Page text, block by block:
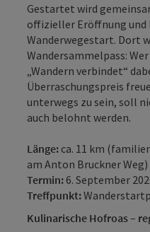
Gestartet wird
offizieller Eröffnung und
Wanderwegestart. Dort
Wandersammelpass:
„Wandern verbindet“
Überraschungspreis
unterwegs zu sein, soll
auch belohnt werden.
Länge: ca. 11 km
am Anton Bruckner Weg)
Termin: 6. September
Treffpunkt:
Kulinarische Hofroas –